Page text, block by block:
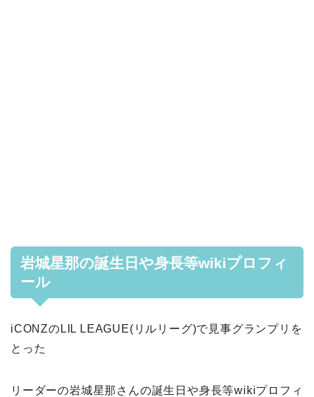
岩城星那の誕生日や身長等wikiプロフィ
ール
iCONZのLIL LEAGUE(リルリーグ)で見事グランプリを
とった
リーダーの岩城星那さんの誕生日や身長等wikiプロフィ